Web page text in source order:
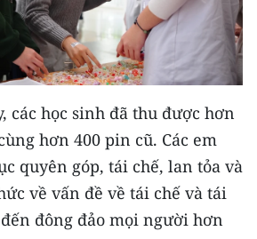
các học sinh đã thu được hơn
hơn 400 pin cũ. Các em
quyên góp, tái chế, lan tỏa và
về vấn đề về tái chế và tái
đông đảo mọi người hơn